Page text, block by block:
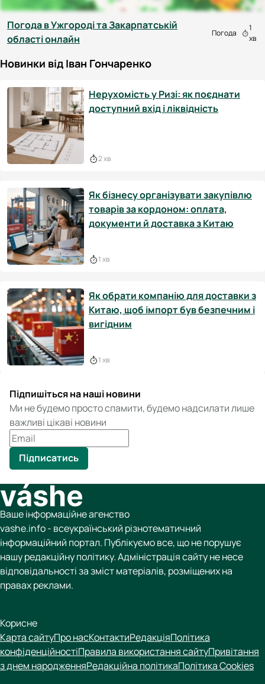
Погода в Ужгороді та Закарпатській
області онлайн
Погода
1
хв
Новинки від Іван Гончаренко
Нерухомість у Ризі: як поєднати
доступний вхід і ліквідність
2 хв
Як бізнесу організувати закупівлю
товарів за кордоном: оплата,
документи й доставка з Китаю
1 хв
Як обрати компанію для доставки з
Китаю, щоб імпорт був безпечним і
вигідним
1 хв
Підпишіться на наші новини
Ми не будемо просто спамити, будемо надсилати лише
важливі цікаві новини
Підписатись
Ваше інформаційне агенство
vashe.info - всеукраїнський різнотематичний
інформаційний портал. Публікуємо все, що не порушує
нашу редакційну політику. Адміністрація сайту не несе
відповідальності за зміст матеріалів, розміщених на
правах реклами.
Корисне
Карта сайтуПро насКонтактиРедакціяПолітика
конфіденційностіПравила використання сайтуПривітання
з днем народженняРедакційна політикаПолітика Cookies